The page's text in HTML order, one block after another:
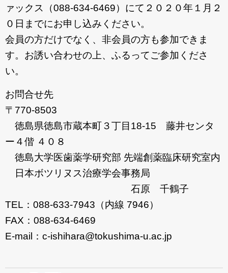
ァックス（088-634-6469）にて２０２０年１月２
０日までにお申し込みください。
会員の方だけでなく、非会員の方も参加できま
す。お誘い合わせの上、ふるってご参加くださ
い。
お問合せ先
〒770-8503
徳島県徳島市蔵本町３丁目18-15 藤井センタ
ー４偕 ４０８
徳島大学医歯薬学研究部 先端創薬臨床研究室内
日本ボツリヌス治療学会事務局
石原 千鶴子
TEL：088-633-7943（内線 7946）
FAX：088-634-6469
E-mail：c-ishihara@tokushima-u.ac.jp